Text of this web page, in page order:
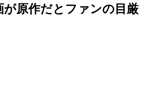
原作だとファンの目厳